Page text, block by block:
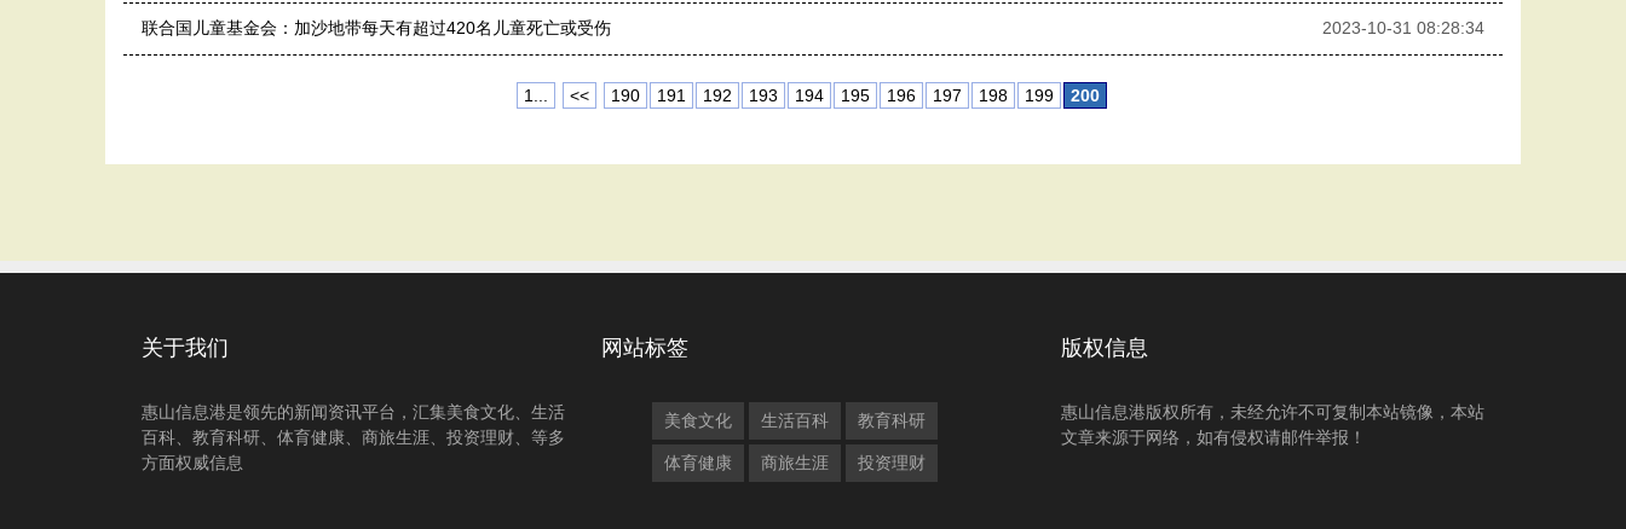
联合国儿童基金会：加沙地带每天有超过420名儿童死亡或受伤 2023-10-31 08:28:34
1... << 190 191 192 193 194 195 196 197 198 199 200
关于我们
惠山信息港是领先的新闻资讯平台，汇集美食文化、生活
百科、教育科研、体育健康、商旅生涯、投资理财、等多
方面权威信息
网站标签
美食文化 生活百科 教育科研
体育健康 商旅生涯 投资理财
版权信息
惠山信息港版权所有，未经允许不可复制本站镜像，本站
文章来源于网络，如有侵权请邮件举报！